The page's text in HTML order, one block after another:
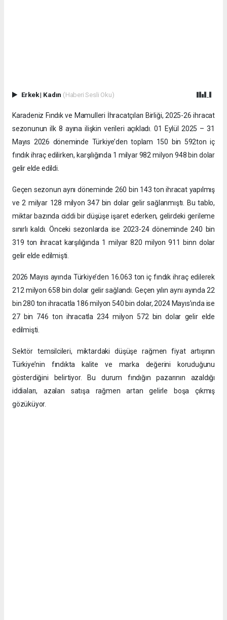
Erkek| Kadın (Haberi Sesli Oku)
Karadeniz Fındık ve Mamulleri İhracatçıları Birliği, 2025-26 ihracat
sezonunun ilk 8 ayına ilişkin verileri açıkladı. 01 Eylül 2025 – 31
Mayıs 2026 döneminde Türkiye’den toplam 150 bin 592ton iç
fındık ihraç edilirken, karşılığında 1 milyar 982 milyon 948 bin dolar
gelir elde edildi.
Geçen sezonun aynı döneminde 260 bin 143 ton ihracat yapılmış
ve 2 milyar 128 milyon 347 bin dolar gelir sağlanmıştı. Bu tablo,
miktar bazında ciddi bir düşüşe işaret ederken, gelirdeki gerileme
sınırlı kaldı. Önceki sezonlarda ise 2023-24 döneminde 240 bin
319 ton ihracat karşılığında 1 milyar 820 milyon 911 binn dolar
gelir elde edilmişti.
2026 Mayıs ayında Türkiye’den 16.063 ton iç fındık ihraç edilerek
212 milyon 658 bin dolar gelir sağlandı. Geçen yılın aynı ayında 22
bin 280 ton ihracatla 186 milyon 540 bin dolar, 2024 Mayıs’ında ise
27 bin 746 ton ihracatla 234 milyon 572 bin dolar gelir elde
edilmişti.
Sektör temsilcileri, miktardaki düşüşe rağmen fiyat artışının
Türkiye’nin fındıkta kalite ve marka değerini koruduğunu
gösterdiğini belirtiyor. Bu durum fındığın pazarının azaldığı
iddiaları, azalan satışa rağmen artan gelirle boşa çıkmış
gözüküyor.